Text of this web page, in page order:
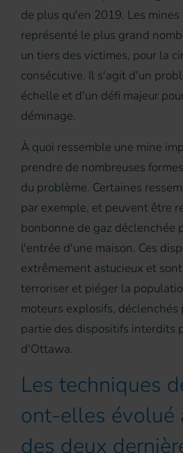
de plus qu'en 2019. Les
représenté le plus grand
un tiers des victimes, pour la
consécutive. Il s'agit d'un
échelle et d'un défi majeur
déminage.
À quoi ressemble une mine
prendre de nombreuses
du problème. Certaines
par exemple, et peuvent être
bonbonne de gaz déclenchée
l'entrée d'une maison. Ces
extrêmement astucieux et
terroriser et piéger la
moteurs explosifs,
partie des dispositifs interdits
d'Ottawa.
Les techniques
ont-elles évolué
des deux